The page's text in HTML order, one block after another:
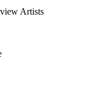
Artists